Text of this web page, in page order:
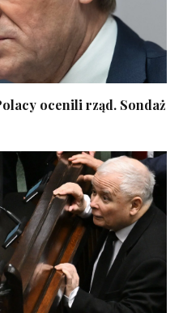
ocenili rząd. Sondaż